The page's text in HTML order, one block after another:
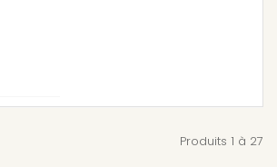
Produits 1 à 27